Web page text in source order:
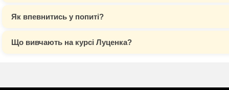
Як впевнитись у попиті?
Що вивчають на курсі Луценка?